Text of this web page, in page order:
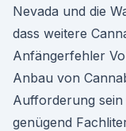
Nevada und die
dass weitere
Anfängerfehler
Anbau von
Aufforderung sein
genügend